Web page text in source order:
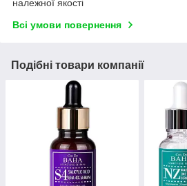
належної якості
Всі умови повернення
Подібні товари компанії